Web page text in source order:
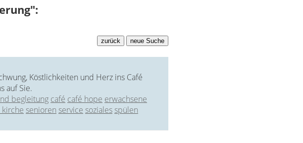
Köstlichkeiten und Herz ins Café
auf Sie.
begleitung café café hope erwachsene
senioren service sozialesspülen